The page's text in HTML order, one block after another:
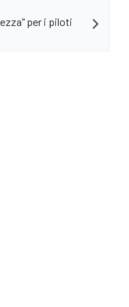
per i piloti